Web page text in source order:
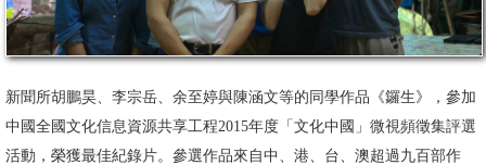
公
告
國
際
化
新聞所胡鵬昊、李宗岳、余至婷與陳涵文等的同學作品《鑼生》，參加
中國全國文化信息資源共享工程2015年度「文化中國」微視頻徵集評選
活動，榮獲最佳紀錄片。參選作品來自中、港、台、澳超過九百部作